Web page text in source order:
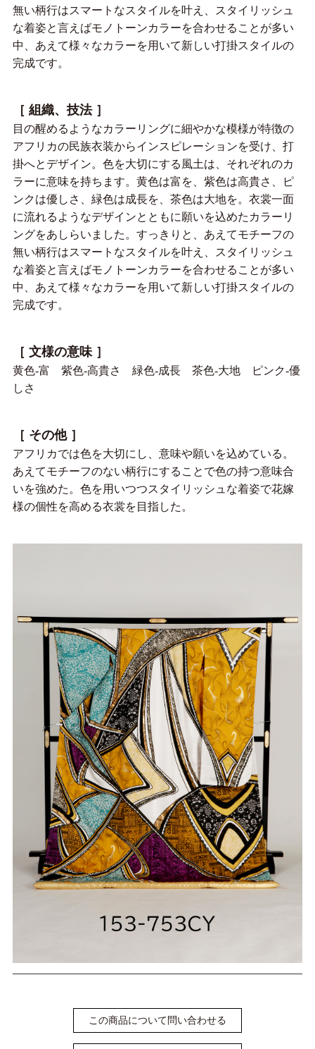
無い柄行はスマートなスタイルを叶え、スタイリッシュ
な着姿と言えばモノトーンカラーを合わせることが多い
中、あえて様々なカラーを用いて新しい打掛スタイルの
完成です。
［ 組織、技法 ］
目の醒めるようなカラーリングに細やかな模様が特徴の
アフリカの民族衣装からインスピレーションを受け、打
掛へとデザイン。色を大切にする風土は、それぞれのカ
ラーに意味を持ちます。黄色は富を、紫色は高貴さ、ピ
ンクは優しさ、緑色は成長を、茶色は大地を。衣裳一面
に流れるようなデザインとともに願いを込めたカラーリ
ングをあしらいました。すっきりと、あえてモチーフの
無い柄行はスマートなスタイルを叶え、スタイリッシュ
な着姿と言えばモノトーンカラーを合わせることが多い
中、あえて様々なカラーを用いて新しい打掛スタイルの
完成です。
［ 文様の意味 ］
黄色-富 紫色-高貴さ 緑色-成長 茶色-大地 ピンク‐優
しさ
［ その他 ］
アフリカでは色を大切にし、意味や願いを込めている。
あえてモチーフのない柄行にすることで色の持つ意味合
いを強めた。色を用いつつスタイリッシュな着姿で花嫁
様の個性を高める衣裳を目指した。
この商品について問い合わせる